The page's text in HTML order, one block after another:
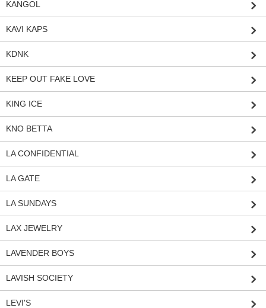
KANGOL
KAVI KAPS
KDNK
KEEP OUT FAKE LOVE
KING ICE
KNO BETTA
LA CONFIDENTIAL
LA GATE
LA SUNDAYS
LAX JEWELRY
LAVENDER BOYS
LAVISH SOCIETY
LEVI'S